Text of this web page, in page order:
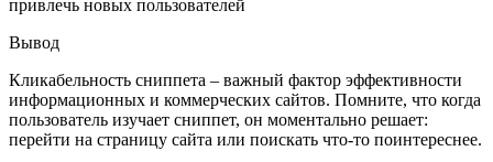
Вывод
Кликабельность сниппета – важный фактор эффективности
информационных и коммерческих сайтов. Помните, что когда
пользователь изучает сниппет, он моментально решает:
перейти на страницу сайта или поискать что-то поинтереснее.